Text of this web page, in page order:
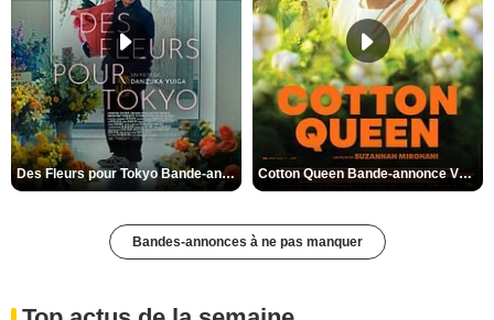
Des Fleurs pour Tokyo Bande-annonce VO STFR Cotton Queen Bande-annonce VO STFR
Bandes-annonces à ne pas manquer